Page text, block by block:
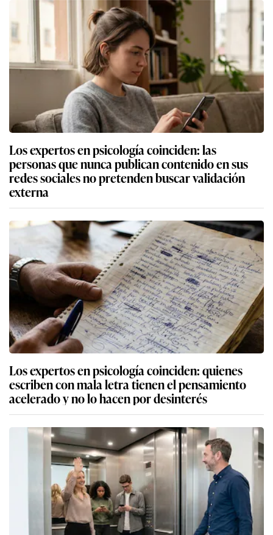
Los expertos en psicología coinciden: las
personas que nunca publican contenido en sus
redes sociales no pretenden buscar validación
externa
Los expertos en psicología coinciden: quienes
escriben con mala letra tienen el pensamiento
acelerado y no lo hacen por desinterés